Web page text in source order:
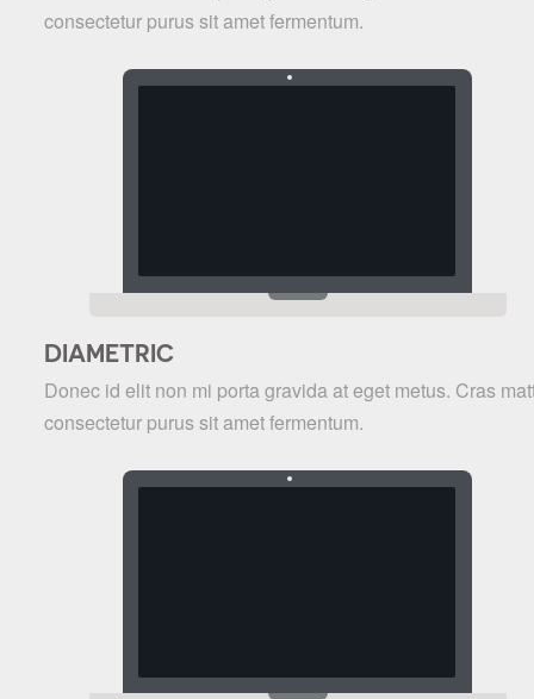
consectetur purus sit amet fermentum.
DIAMETRIC
Donec id elit non mi porta gravida at eget metus. Cras
consectetur purus sit amet fermentum.